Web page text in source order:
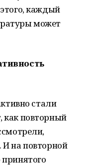
каждый
может
стали
как повторный
И на повторной